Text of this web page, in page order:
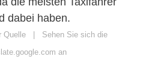
dabei haben.
Quelle | Sehen Sie sich die
an